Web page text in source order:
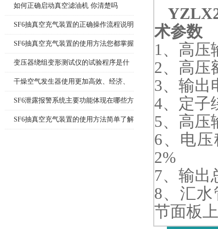
监控系统开始
如何正确启动真空滤油机 你清楚吗
SF6抽真空充气装置的正确操作流程说明
SF6抽真空充气装置的使用方法您都掌握
了吗
变压器绕组变形测试仪的试验程序是什
么
干燥空气发生器使用更加高效、经济、
安全、环保
SF6泄露报警系统主要功能体现在哪些方
面
SF6抽真空充气装置的使用方法简单了解
术参数
1、高压
2、高压
3、输出
4、定子
5、高压
6、电
2%
7、输出
8、汇
节面板